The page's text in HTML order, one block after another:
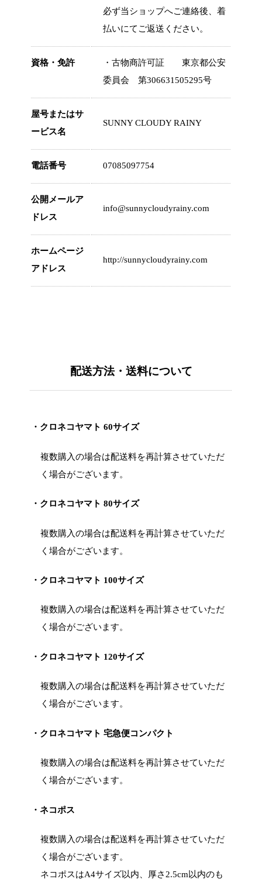
必ず当ショップへご連絡後、着
払いにてご返送ください。
資格・免許
・古物商許可証 東京都公安
委員会 第306631505295号
屋号またはサ
ービス名
SUNNY CLOUDY RAINY
電話番号 07085097754
公開メールア
ドレス
info@sunnycloudyrainy.com
ホームページ
アドレス
http://sunnycloudyrainy.com
配送方法・送料について
・クロネコヤマト 60サイズ
複数購入の場合は配送料を再計算させていただ
く場合がございます。
・クロネコヤマト 80サイズ
複数購入の場合は配送料を再計算させていただ
く場合がございます。
・クロネコヤマト 100サイズ
複数購入の場合は配送料を再計算させていただ
く場合がございます。
・クロネコヤマト 120サイズ
複数購入の場合は配送料を再計算させていただ
く場合がございます。
・クロネコヤマト 宅急便コンパクト
複数購入の場合は配送料を再計算させていただ
く場合がございます。
・ネコポス
複数購入の場合は配送料を再計算させていただ
く場合がございます。
ネコポスはA4サイズ以内、厚さ2.5cm以内のも